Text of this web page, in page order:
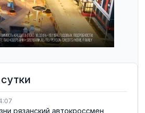
рязанский автокроссмен